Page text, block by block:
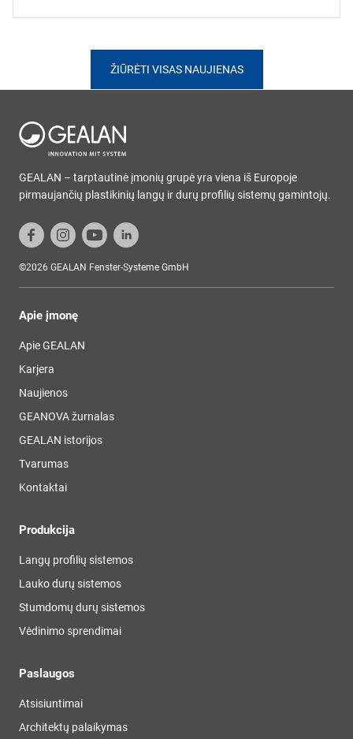
ŽIŪRĖTI VISAS NAUJIENAS
GEALAN – tarptautinė įmonių grupė yra viena iš Europoje
pirmaujančių plastikinių langų ir durų profilių sistemų gamintojų.
©2026 GEALAN Fenster-Systeme GmbH
Apie įmonę
Apie GEALAN
Karjera
Naujienos
GEANOVA žurnalas
GEALAN istorijos
Tvarumas
Kontaktai
Produkcija
Langų profilių sistemos
Lauko durų sistemos
Stumdomų durų sistemos
Vėdinimo sprendimai
Paslaugos
Atsisiuntimai
Architektų palaikymas